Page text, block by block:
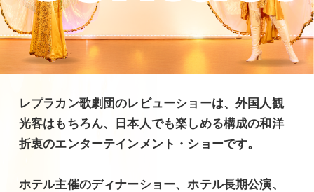
レプラカン歌劇団のレビューショーは、外国人観
光客はもちろん、日本人でも楽しめる構成の和洋
折衷のエンターテインメント・ショーです。
ホテル主催のディナーショー、ホテル長期公演、